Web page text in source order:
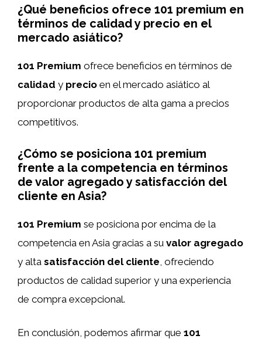
¿Qué beneficios ofrece 101 premium en
términos de calidad y precio en el
mercado asiático?
101 Premium ofrece beneficios en términos de
calidad y precio en el mercado asiático al
proporcionar productos de alta gama a precios
competitivos.
¿Cómo se posiciona 101 premium
frente a la competencia en términos
de valor agregado y satisfacción del
cliente en Asia?
101 Premium se posiciona por encima de la
competencia en Asia gracias a su valor agregado
y alta satisfacción del cliente , ofreciendo
productos de calidad superior y una experiencia
de compra excepcional.
En conclusión, podemos afirmar que 101